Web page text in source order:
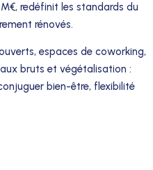
redéfinit les standards du
rénovés.
espaces de coworking,
bruts et végétalisation :
bien-être, flexibilité